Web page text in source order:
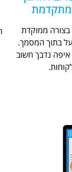
ממוקדת
בתוך המסמך.
נדבך חשוב